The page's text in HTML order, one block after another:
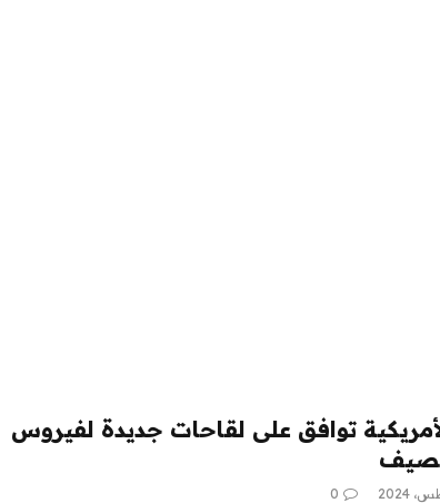
الأمريكية توافق على لقاحات جديدة لفيروس
0